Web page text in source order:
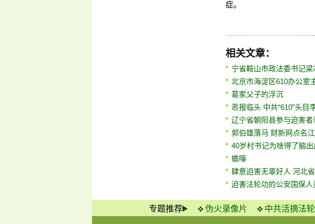
症。
相关文章：
宁省鞍山市政法委书记梁
北京市海淀区610办公室
葛家父子的浮沉
恶报临头 中共“610”头目
辽宁省朝阳县参与迫害者
郭伯雄落马 财新网点名
40岁村书记为啥得了脑出
蟾嚎
肆意迫害无辜好人 河北
迫害法轮功的公安国保人
专题推荐 伪火录像片 中共活摘法